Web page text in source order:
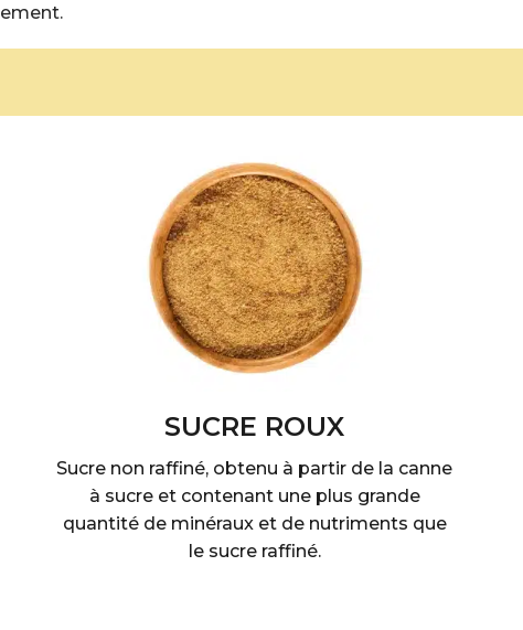
SUCRE ROUX
Sucre non raffiné, obtenu à partir de la canne
à sucre et contenant une plus grande
quantité de minéraux et de nutriments que
le sucre raffiné.